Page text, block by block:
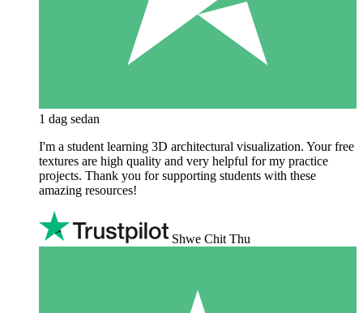
1 dag sedan
I'm a student learning 3D architectural visualization. Your free
textures are high quality and very helpful for my practice
projects. Thank you for supporting students with these
amazing resources!
Shwe Chit Thu